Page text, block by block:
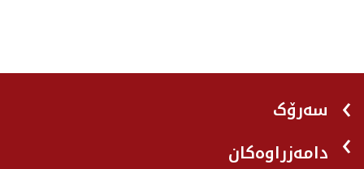
سەرۆک
دامەزراوەکان